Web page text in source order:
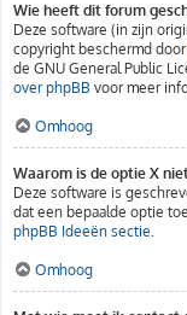
Wie heeft dit forum
Deze software (in zijn
copyright beschermd door
de GNU General Public
over phpBB voor meer
Omhoog
Waarom is de optie X
Deze software is
dat een bepaalde optie
phpBB Ideeën sectie.
Omhoog